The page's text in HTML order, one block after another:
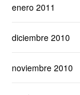
enero 2011
diciembre 2010
noviembre 2010